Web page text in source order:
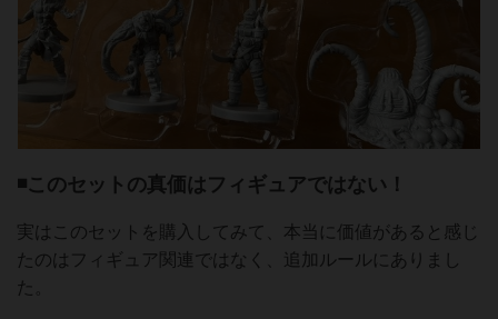
◾️このセットの真価はフィギュアではない！
実はこのセットを購入してみて、本当に価値があると感じ
たのはフィギュア関連ではなく、追加ルールにありまし
た。